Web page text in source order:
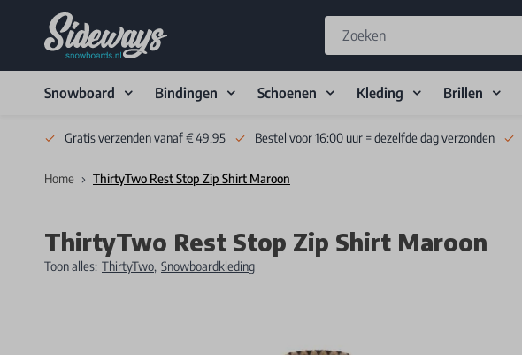
Snowboard Bindingen Schoenen Kleding Brillen
Gratis verzenden vanaf € 49.95 Bestel voor 16:00 uur = dezelfde dag verzonden
Home ThirtyTwo Rest Stop Zip Shirt Maroon
ThirtyTwo Rest Stop Zip Shirt Maroon
Toon alles: ThirtyTwo, Snowboardkleding